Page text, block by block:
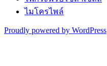
ไมโครไพล์
Proudly powered by WordPress